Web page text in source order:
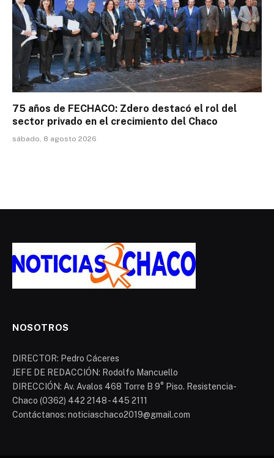
75 años de FECHACO: Zdero destacó el rol del
sector privado en el crecimiento del Chaco
sábado, 8 agosto 2026
NOSOTROS
DIRECTOR: Pedro Cáceres
JEFE DE REDACCIÓN: Rodolfo Mancuello
DIRECCIÓN: Av. Avalos 468 Torre B 9° Piso. Resistencia-
Chaco (0362) 442 2148 - 445 2111
Contáctanos: noticiaschaco2019@gmail.com